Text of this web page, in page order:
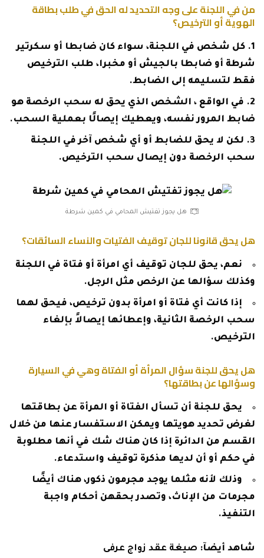
من في اللجنة على وجه التحديد له الحق في طلب بطاقة
الهوية أو الترخيص؟
كل شخص في اللجنة، سواء كان ضابطا أو سكرتير
شرطة أو ضابطا بالجيش أو مخبرا، طلب الترخيص
فقط لتسليمه إلى الضابط.
في الواقع ، الشخص الذي يحق له سحب الرخصة هو
ضابط المرور نفسه، ويعطيك إيصالًا بعملية السحب.
لكن لا يحق للضابط أو أي شخص آخر في اللجنة
سحب الرخصة دون إيصال سحب الترخيص.
هل يجوز تفتيش المحامي في كمين شرطة
هل يحق قانونا للجان توقيف الفتيات والنساء السائقات؟
نعم، يحق للجان توقيف أي امرأة أو فتاة في اللجنة
وكذلك سؤالها عن الرخص مثل الرجل.
إذا كانت أي فتاة أو امرأة بدون ترخيص، فيحق لهما
سحب الرخصة الثانية، وإعطائها إيصالاً بإلغاء
الترخيص.
هل يحق للجنة سؤال المرأة أو الفتاة وهي في السيارة
وسؤالها عن بطاقتها؟
يحق للجنة أن تسأل الفتاة أو المرأة عن بطاقتها
لغرض تحديد هويتها ويمكن الاستفسار عنها من خلال
القسم من الدائرة إذا كان هناك شك في أنها مطلوبة
في حكم أو أن لديها مذكرة توقيف واستدعاء.
وذلك لأنه مثلما يوجد مجرمون ذكور، هناك أيضًا
مجرمات من الإناث، وتصدر بحقهن أحكام واجبة
التنفيذ.
شاهد أيضآ: صيغة عقد زواج عرفى